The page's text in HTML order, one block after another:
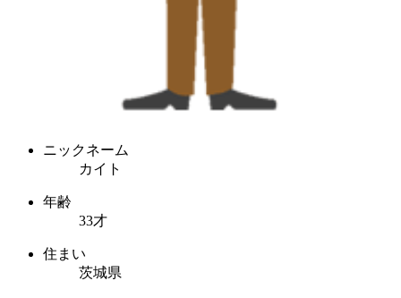
ニックネーム
カイト
年齢
33才
住まい
茨城県